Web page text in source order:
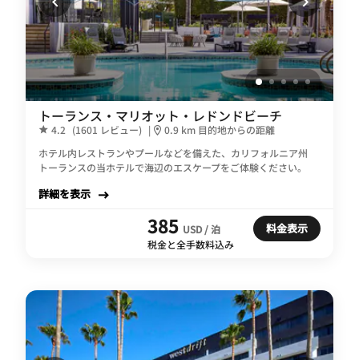
トーランス・マリオット・レドンドビーチ
4.2 (1601 レビュー) |
0.9 km 目的地からの距離
ホテル内レストランやプールなどを備えた、カリフォルニア州
トーランスの当ホテルで海辺のエスケープをご体験ください。
詳細を表示
385 USD / 泊
税金と全手数料込み
料金表示